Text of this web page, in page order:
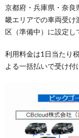
京都府・兵庫県・奈良
畿エリアでの車両受け
区（準備中）に設定し
利用料金は1日当たり
よる一括払いで受け付